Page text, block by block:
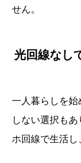
せん。
光回線なし
一人暮らしを始
しない選択も
ホ回線で生活し